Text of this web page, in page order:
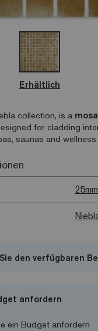
Erhältlich
collection, is a
for cladding
saunas and
25mm
den verfügbaren
anfordern
ein Budget anfordern